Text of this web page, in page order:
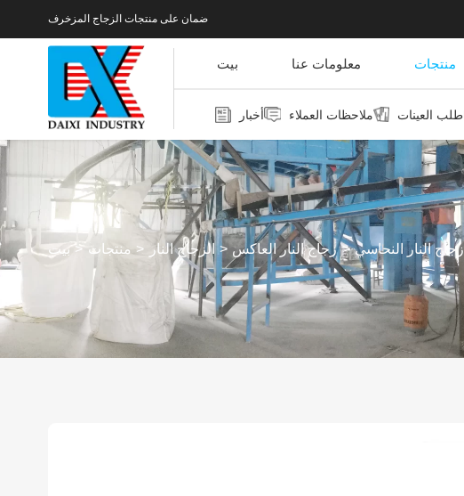
ضمان على منتجات الزجاج المزخرف
بيت معلومات عنا منتجات
أخبار ملاحظات العملاء طلب العينات
بيت منتجات الزجاج النار زجاج النار العاكس زجاج النار النحاسي